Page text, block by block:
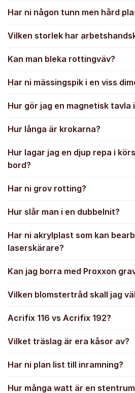
Har ni någon tunn men hård
Vilken storlek har
Kan man bleka rottingväv?
Har ni mässingspik i en viss
Hur gör jag en magnetisk tavla
Hur långa är krokarna?
Hur lagar jag en djup repa i
bord?
Har ni grov rotting?
Hur slår man i en dubbelnit?
Har ni akrylplast som kan
laserskärare?
Kan jag borra med Proxxon
Vilken blomstertråd skall jag
Acrifix 116 vs Acrifix 192?
Vilket träslag är era kåsor av?
Har ni plan list till inramning?
Hur många watt är en